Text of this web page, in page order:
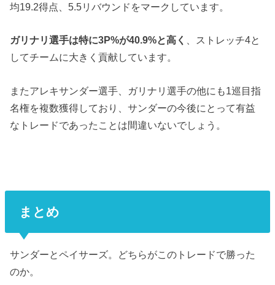
均19.2得点、5.5リバウンドをマークしています。
ガリナリ選手は特に3P%が40.9%と高く
、ストレッチ4と
してチームに大きく貢献しています。
またアレキサンダー選手、ガリナリ選手の他にも1巡目指
名権を複数獲得しており、サンダーの今後にとって有益
なトレードであったことは間違いないでしょう。
まとめ
サンダーとペイサーズ。どちらがこのトレードで勝った
のか。